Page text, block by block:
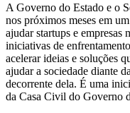
A Governo do Estado e o
nos próximos meses em
ajudar startups e empresas
iniciativas de
acelerar ideias e soluções
ajudar a sociedade diante
decorrente dela. É uma
da Casa Civil do Governo